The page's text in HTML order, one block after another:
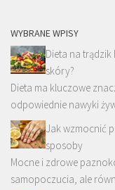
WYBRANE WPISY
Dieta na
skóry?
Dieta ma kluczowe
odpowiednie nawyki
Jak wzmocnić
sposoby
Mocne i zdrowe
samopoczucia, ale